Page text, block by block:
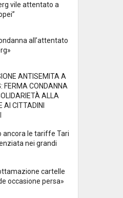
vile attentato a
all’attentato
ANTISEMITA A
FERMA CONDANNA
ALLA
AI CITTADINI
ancora le tariffe Tari
nei grandi
cartelle
occasione persa»